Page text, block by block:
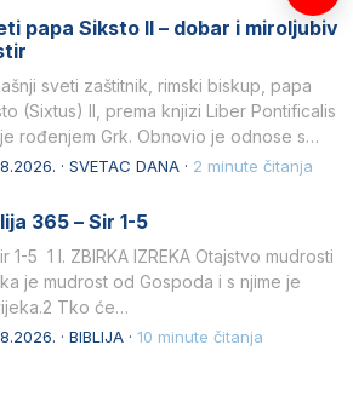
papa Siksto II – dobar i miroljubiv
sveti zaštitnik, rimski biskup, papa
(Sixtus) II, prema knjizi Liber Pontificalis
rođenjem Grk. Obnovio je odnose s
· SVETAC DANA · 2 minute čitanja
365 – Sir 1-5
1-5 1 I. ZBIRKA IZREKA Otajstvo mudrosti
je mudrost od Gospoda i s njime je
Tko će…
· BIBLIJA · 10 minute čitanja